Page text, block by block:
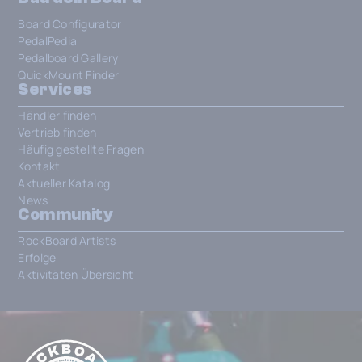
Board Configurator
PedalPedia
Pedalboard Gallery
QuickMount Finder
Services
Händler finden
Vertrieb finden
Häufig gestellte Fragen
Kontakt
Aktueller Katalog
News
Community
RockBoard Artists
Erfolge
Aktivitäten Übersicht